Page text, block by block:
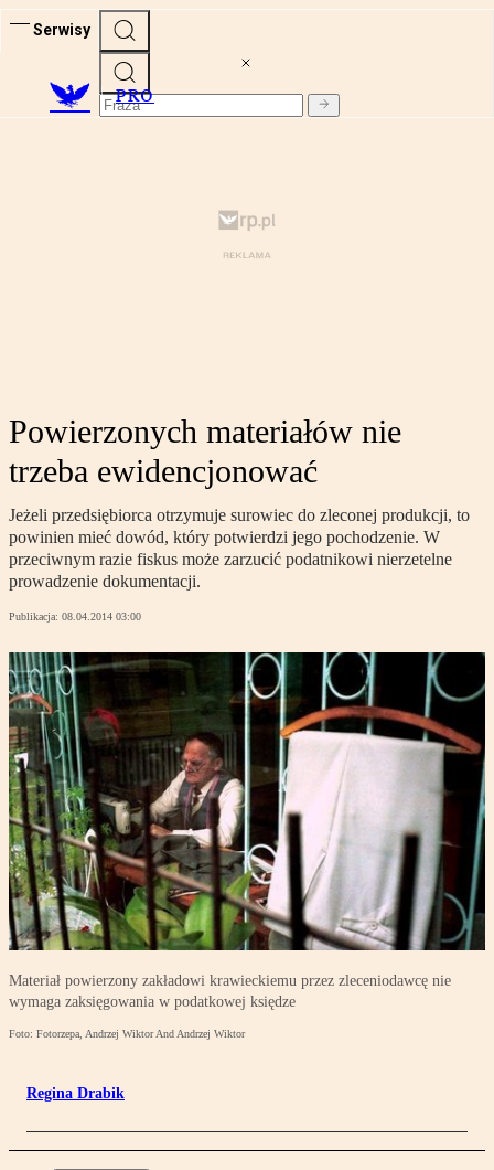
Serwisy
PRO
Powierzonych materiałów nie
trzeba ewidencjonować
Jeżeli przedsiębiorca otrzymuje surowiec do zleconej produkcji, to
powinien mieć dowód, który potwierdzi jego pochodzenie. W
przeciwnym razie fiskus może zarzucić podatnikowi nierzetelne
prowadzenie dokumentacji.
Publikacja: 08.04.2014 03:00
Materiał powierzony zakładowi krawieckiemu przez zleceniodawcę nie
wymaga zaksięgowania w podatkowej księdze
Foto: Fotorzepa, Andrzej Wiktor And Andrzej Wiktor
Regina Drabik